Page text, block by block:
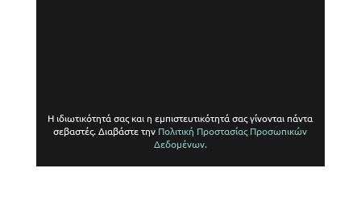
Η ιδιωτικότητά σας και η εμπιστευτικότητά σας γίνονται πάντα
σεβαστές. Διαβάστε την Πολιτική Προστασίας Προσωπικών
Δεδομένων.